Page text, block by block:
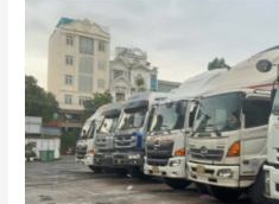
Dịch
vận
chuyển
hàng
hóa
Nam
Bắc